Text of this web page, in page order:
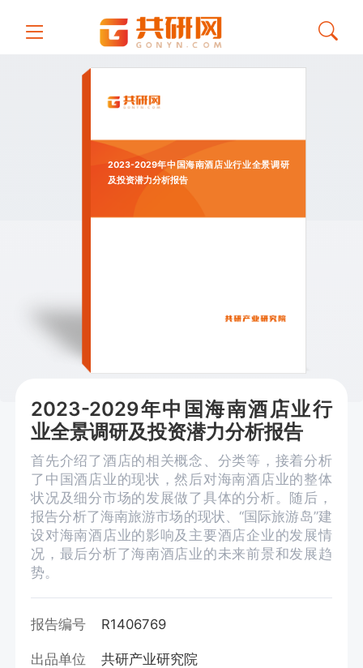
2023-2029年中国海南酒店业行业全景调研
及投资潜力分析报告
2023-2029年中国海南酒店业行
业全景调研及投资潜力分析报告
首先介绍了酒店的相关概念、分类等，接着分析
了中国酒店业的现状，然后对海南酒店业的整体
状况及细分市场的发展做了具体的分析。随后，
报告分析了海南旅游市场的现状、“国际旅游岛”建
设对海南酒店业的影响及主要酒店企业的发展情
况，最后分析了海南酒店业的未来前景和发展趋
势。
报告编号 R1406769
出品单位 共研产业研究院